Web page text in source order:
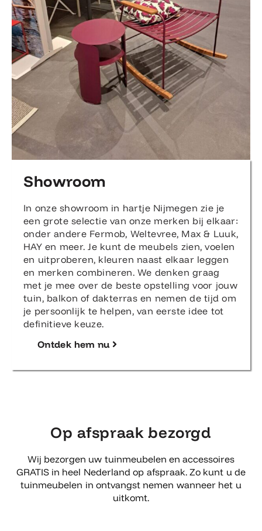
Showroom
In onze showroom in hartje Nijmegen zie je
een grote selectie van onze merken bij elkaar:
onder andere Fermob, Weltevree, Max & Luuk,
HAY en meer. Je kunt de meubels zien, voelen
en uitproberen, kleuren naast elkaar leggen
en merken combineren. We denken graag
met je mee over de beste opstelling voor jouw
tuin, balkon of dakterras en nemen de tijd om
je persoonlijk te helpen, van eerste idee tot
definitieve keuze.
Ontdek hem nu
Op afspraak bezorgd
Wij bezorgen uw tuinmeubelen en accessoires
GRATIS in heel Nederland op afspraak. Zo kunt u de
tuinmeubelen in ontvangst nemen wanneer het u
uitkomt.